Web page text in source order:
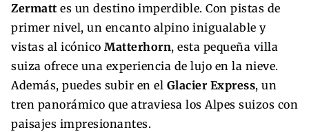
Zermatt es un destino imperdible. Con pistas de
primer nivel, un encanto alpino inigualable y
vistas al icónico Matterhorn, esta pequeña villa
suiza ofrece una experiencia de lujo en la nieve.
Además, puedes subir en el Glacier Express, un
tren panorámico que atraviesa los Alpes suizos con
paisajes impresionantes.